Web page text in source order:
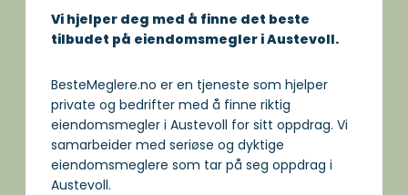
Vi hjelper deg med å finne det beste
tilbudet på eiendomsmegler i Austevoll.
BesteMeglere.no er en tjeneste som hjelper
private og bedrifter med å finne riktig
eiendomsmegler i Austevoll for sitt oppdrag. Vi
samarbeider med seriøse og dyktige
eiendomsmeglere som tar på seg oppdrag i
Austevoll.